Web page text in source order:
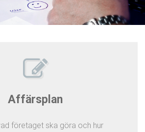
Affärsplan
företaget ska göra och hur